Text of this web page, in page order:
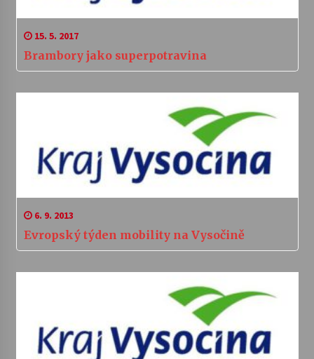
15. 5. 2017
Brambory jako superpotravina
6. 9. 2013
Evropský týden mobility na Vysočině